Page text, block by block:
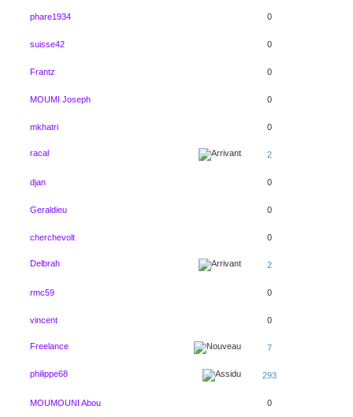
phare1934 0
suisse42 0
Frantz 0
MOUMI Joseph 0
mkhatri 0
racal 2
djan 0
Geraldieu 0
cherchevolt 0
Delbrah 2
rmc59 0
vincent 0
Freelance 7
philippe68 293
MOUMOUNI Abou 0